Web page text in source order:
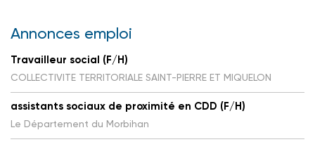
Annonces emploi
Travailleur social (F/H)
COLLECTIVITE TERRITORIALE SAINT-PIERRE ET MIQUELON
assistants sociaux de proximité en CDD (F/H)
Le Département du Morbihan